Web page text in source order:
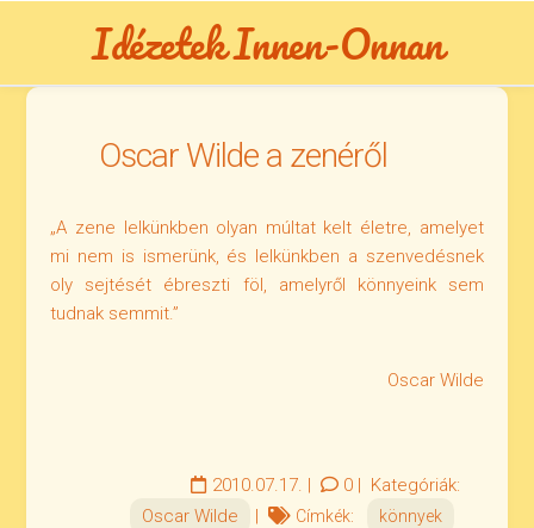
Idézetek Innen-Onnan
Oscar Wilde a zenéről
„A zene lelkünkben olyan múltat kelt életre, amelyet
mi nem is ismerünk, és lelkünkben a szenvedésnek
oly sejtését ébreszti föl, amelyről könnyeink sem
tudnak semmit.”
Oscar Wilde
2010.07.17. | 0| Kategóriák:
Oscar Wilde
| Címkék: könnyek